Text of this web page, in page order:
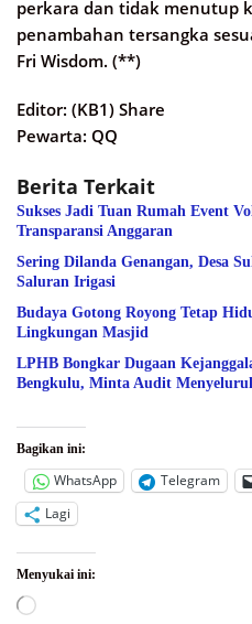
perkara dan tidak menutup
penambahan tersangka
Fri Wisdom. (**)
Editor: (KB1) Share
Pewarta: QQ
Berita Terkait
Sukses Jadi Tuan Rumah Event
Transparansi Anggaran
Sering Dilanda Genangan, Desa
Saluran Irigasi
Budaya Gotong Royong Tetap
Lingkungan Masjid
LPHB Bongkar Dugaan
Bengkulu, Minta Audit
Bagikan ini:
WhatsApp Telegram
Lagi
Menyukai ini:
Memuat...